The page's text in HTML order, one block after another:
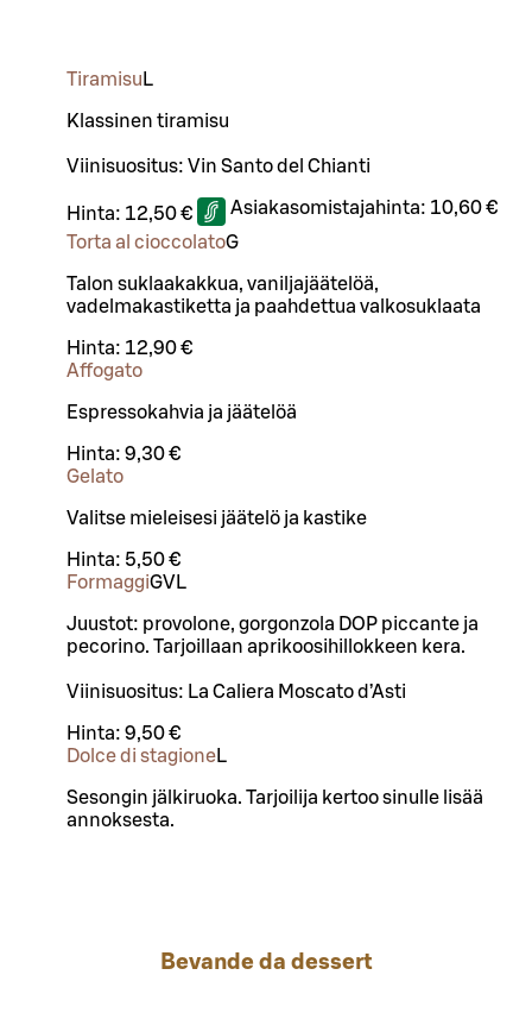
Tiramisu L
Klassinen tiramisu
Viinisuositus: Vin Santo del Chianti
Hinta: 12,50 € Asiakasomistajahinta: 10,60 €
Torta al cioccolatoG
Talon suklaakakkua, vaniljajäätelöä,
vadelmakastiketta ja paahdettua valkosuklaata
Hinta: 12,90 €
Affogato
Espressokahvia ja jäätelöä
Hinta: 9,30 €
Gelato
Valitse mieleisesi jäätelö ja kastike
Hinta: 5,50 €
FormaggiGVL
Juustot: provolone, gorgonzola DOP piccante ja
pecorino. Tarjoillaan aprikoosihillokkeen kera.
Viinisuositus: La Caliera Moscato d’Asti
Hinta: 9,50 €
Dolce di stagioneL
Sesongin jälkiruoka. Tarjoilija kertoo sinulle lisää
annoksesta.
Bevande da dessert